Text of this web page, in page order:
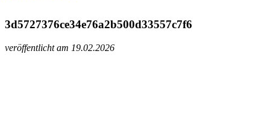
3d5727376ce34e76a2b500d33557c7f6
veröffentlicht am 19.02.2026